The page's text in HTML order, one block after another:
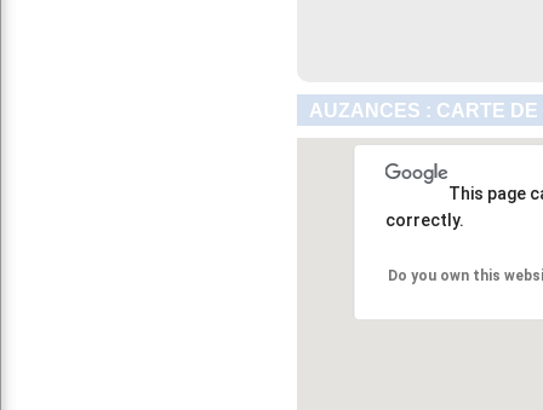
AUZANCES : CARTE
This page
correctly.
Do you own this